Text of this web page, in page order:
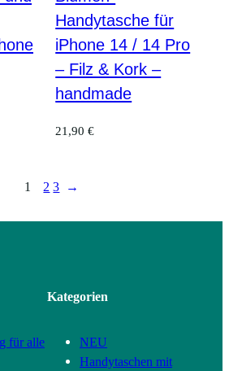
Handytasche für
iPhone 14 / 14 Pro
– Filz & Kork –
handmade
21,90€
1 2 3 →
für alle
Kategorien
NEU
Handytaschen mit